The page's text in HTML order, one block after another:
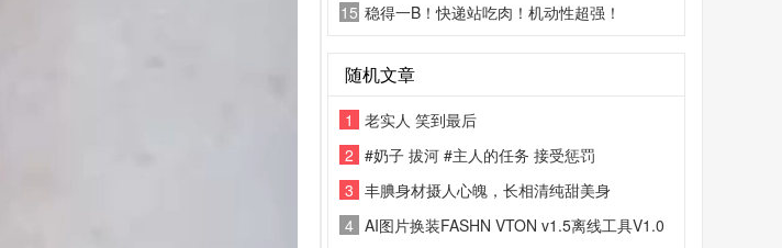
15 稳得一B！快递站吃肉！机动性超强！
随机文章
1
老实人 笑到最后
2 #奶子 拔河 #主人的任务 接受惩罚
3 丰腆身材摄人心魄，长相清纯甜美身
4 AI图片换装FASHN VTON v1.5离线工具V1.0